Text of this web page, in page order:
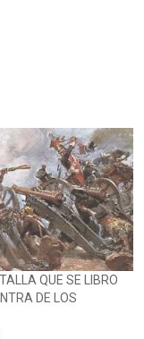
QUE SE LIBRO
DE LOS